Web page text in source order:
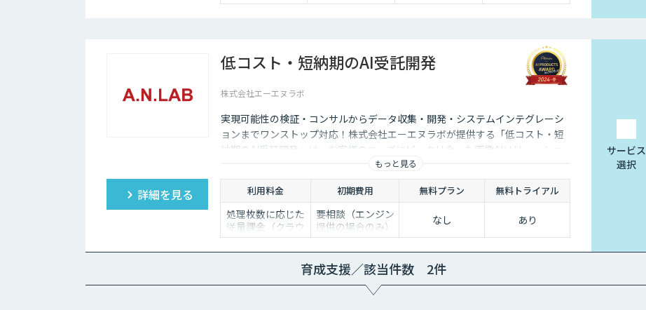
低コスト・短納期のAI受託開発
株式会社エーエヌラボ
実現可能性の検証・コンサルからデータ収集・開発・システムインテグレーシ
ョンまでワンストップ対応！株式会社エーエヌラボが提供する「低コスト・短
納期のAI受託開発」は、お客様のニーズにピッタリ合った画像AIソリューショ
ン開発します。200件以上の実績。無料トライアルもあり、初めての方でも安心
してお任せください！
もっと見る
詳細を見る 利用料金 初期費用 無料プラン 無料トライアル
処理枚数に応じた
従量課金（クラウ
ドソリューショ
ン）、オンプレミ
ス対応、エンジン
の一括提供など、
ご要望に応じて柔
要相談（エンジン
提供の場合のみ）
なし あり
サービス
選択
育成支援／該当件数 2件